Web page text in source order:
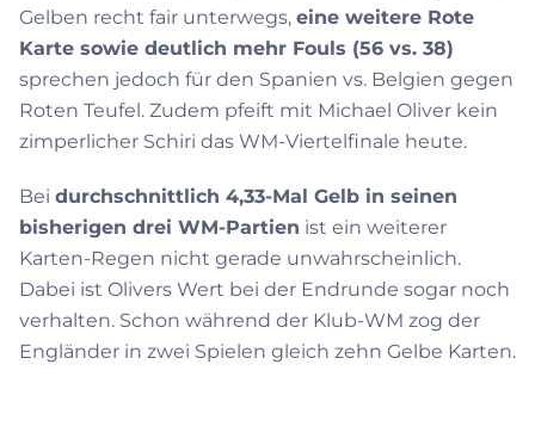
Gelben recht fair unterwegs, eine weitere Rote
Karte sowie deutlich mehr Fouls (56 vs. 38)
sprechen jedoch für den Spanien vs. Belgien gegen
Roten Teufel. Zudem pfeift mit Michael Oliver kein
zimperlicher Schiri das WM-Viertelfinale heute.
Bei durchschnittlich 4,33-Mal Gelb in seinen
bisherigen drei WM-Partien ist ein weiterer
Karten-Regen nicht gerade unwahrscheinlich.
Dabei ist Olivers Wert bei der Endrunde sogar noch
verhalten. Schon während der Klub-WM zog der
Engländer in zwei Spielen gleich zehn Gelbe Karten.